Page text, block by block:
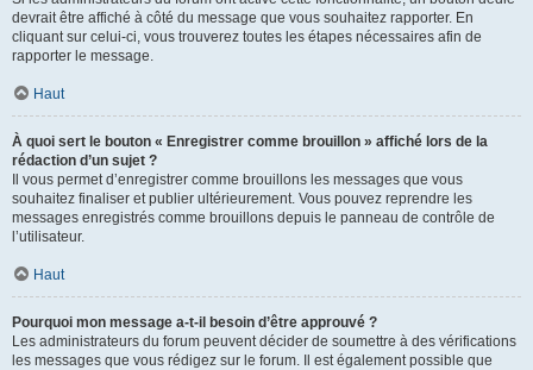
devrait être affiché à côté du message que vous souhaitez rapporter. En
cliquant sur celui-ci, vous trouverez toutes les étapes nécessaires afin de
rapporter le message.
Haut
À quoi sert le bouton « Enregistrer comme brouillon » affiché lors de la
rédaction d’un sujet ?
Il vous permet d’enregistrer comme brouillons les messages que vous
souhaitez finaliser et publier ultérieurement. Vous pouvez reprendre les
messages enregistrés comme brouillons depuis le panneau de contrôle de
l’utilisateur.
Haut
Pourquoi mon message a-t-il besoin d’être approuvé ?
Les administrateurs du forum peuvent décider de soumettre à des vérifications
les messages que vous rédigez sur le forum. Il est également possible que